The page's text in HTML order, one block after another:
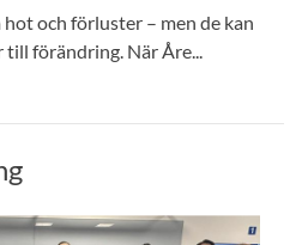
och förluster – men de kan
till förändring. När Åre...